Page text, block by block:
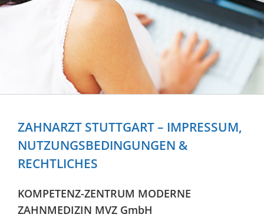
ZAHNARZT STUTTGART – IMPRESSUM,
NUTZUNGSBEDINGUNGEN &
RECHTLICHES
KOMPETENZ-ZENTRUM MODERNE
ZAHNMEDIZIN MVZ GmbH